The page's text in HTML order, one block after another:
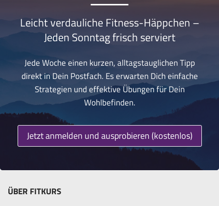
Leicht verdauliche Fitness-Häppchen –
Jeden Sonntag frisch serviert
Jede Woche einen kurzen, alltagstauglichen Tipp
direkt in Dein Postfach. Es erwarten Dich einfache
Strategien und effektive Übungen für Dein
Wohlbefinden.
Jetzt anmelden und ausprobieren (kostenlos)
ÜBER FITKURS